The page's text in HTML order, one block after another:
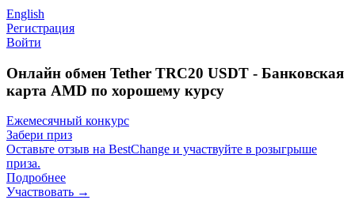
English
Регистрация
Войти
Онлайн обмен Tether TRC20 USDT - Банковская
карта AMD по хорошему курсу
Ежемесячный конкурс
Забери приз
Оставьте отзыв на BestChange и участвуйте в розыгрыше
приза.
Подробнее
Участвовать →